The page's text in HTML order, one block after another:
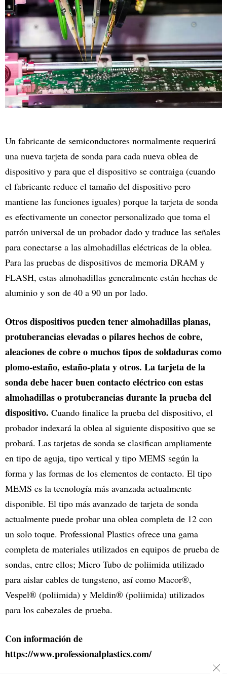
Un fabricante de semiconductores normalmente requerirá
una nueva tarjeta de sonda para cada nueva oblea de
dispositivo y para que el dispositivo se contraiga (cuando
el fabricante reduce el tamaño del dispositivo pero
mantiene las funciones iguales) porque la tarjeta de sonda
es efectivamente un conector personalizado que toma el
patrón universal de un probador dado y traduce las señales
para conectarse a las almohadillas eléctricas de la oblea.
Para las pruebas de dispositivos de memoria DRAM y
FLASH, estas almohadillas generalmente están hechas de
aluminio y son de 40 a 90 un por lado.
Otros dispositivos pueden tener almohadillas planas,
protuberancias elevadas o pilares hechos de cobre,
aleaciones de cobre o muchos tipos de soldaduras como
plomo-estaño, estaño-plata y otros. La tarjeta de la
sonda debe hacer buen contacto eléctrico con estas
almohadillas o protuberancias durante la prueba del
dispositivo. Cuando finalice la prueba del dispositivo, el
probador indexará la oblea al siguiente dispositivo que se
probará. Las tarjetas de sonda se clasifican ampliamente
en tipo de aguja, tipo vertical y tipo MEMS según la
forma y las formas de los elementos de contacto. El tipo
MEMS es la tecnología más avanzada actualmente
disponible. El tipo más avanzado de tarjeta de sonda
actualmente puede probar una oblea completa de 12 con
un solo toque. Professional Plastics ofrece una gama
completa de materiales utilizados en equipos de prueba de
sondas, entre ellos; Micro Tubo de poliimida utilizado
para aislar cables de tungsteno, así como Macor®,
Vespel® (poliimida) y Meldin® (poliimida) utilizados
para los cabezales de prueba.
Con información de
https://www.professionalplastics.com/